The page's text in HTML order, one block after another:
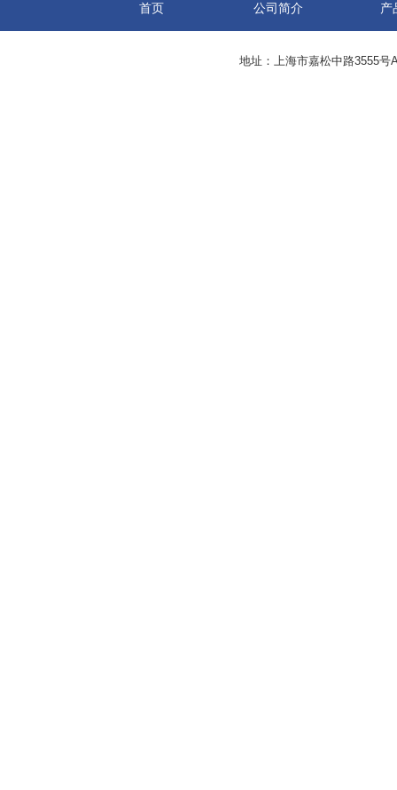
首页 公司简介 产
地址：上海市嘉松中路3555